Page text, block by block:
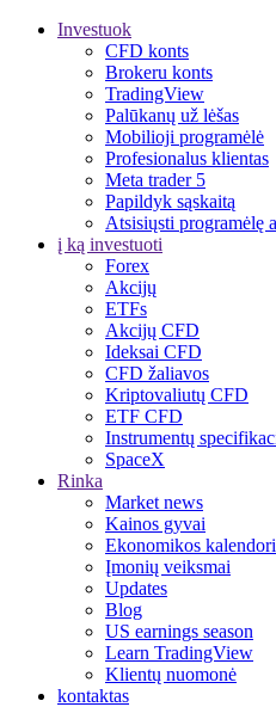
Investuok
CFD konts
Brokeru konts
TradingView
Palūkanų už lėšas
Mobilioji programėlė
Profesionalus klientas
Meta trader 5
Papildyk sąskaitą
Atsisiųsti programėlę
į ką investuoti
Forex
Akcijų
ETFs
Akcijų CFD
Ideksai CFD
CFD žaliavos
Kriptovaliutų CFD
ETF CFD
Instrumentų
SpaceX
Rinka
Market news
Kainos gyvai
Ekonomikos
Įmonių veiksmai
Updates
Blog
US earnings season
Learn TradingView
Klientų nuomonė
kontaktas